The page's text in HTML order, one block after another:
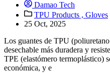
Damao Tech
TPU Products , Gloves
25 Oct, 2025
Los guantes de TPU
desechable más duradera y
TPE (elastómero termoplástico)
económica, y e